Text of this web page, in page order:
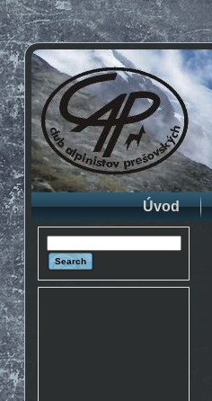
Úvod